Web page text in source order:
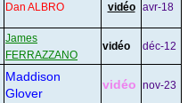
Dan ALBRO vidéo avr-18
James
FERRAZZANO
vidéo déc-12
Maddison
Glover
vidéo nov-23